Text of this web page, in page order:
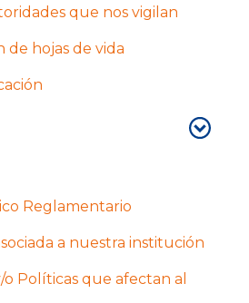
que nos vigilan
de hojas de vida
Reglamentario
a nuestra institución
o Políticas que afectan al